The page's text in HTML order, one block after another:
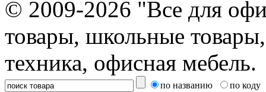
© 2009-2026 "Все для
товары, школьные
техника, офисная мебель.
по названию по коду